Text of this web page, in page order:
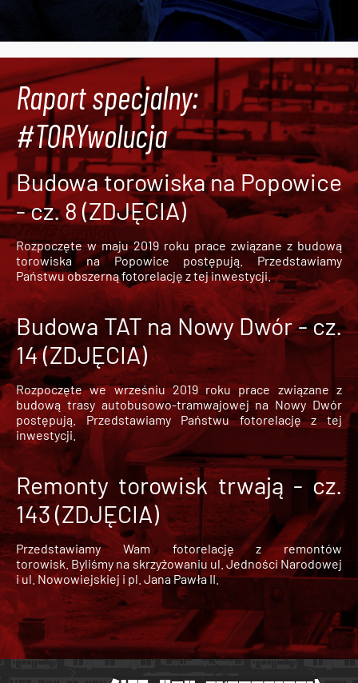
Raport specjalny:
#TORYwolucja
Budowa torowiska na Popowice
- cz. 8 (ZDJĘCIA)
Rozpoczęte w maju 2019 roku prace związane z budową
torowiska na Popowice
postępują. Przedstawiamy
Państwu obszerną fotorelację z tej inwestycji.
Budowa TAT na Nowy Dwór - cz.
14 (ZDJĘCIA)
Rozpoczęte we wrześniu 2019 roku prace związane z
budową trasy autobusowo-tramwajowej na Nowy Dwór
postępują. Przedstawiamy Państwu fotorelację z tej
inwestycji.
Remonty torowisk trwają - cz.
143 (ZDJĘCIA)
Przedstawiamy Wam fotorelację z remontów
torowisk. Byliśmy na skrzyżowaniu ul. Jedności Narodowej
i ul. Nowowiejskiej i pl. Jana Pawła II.